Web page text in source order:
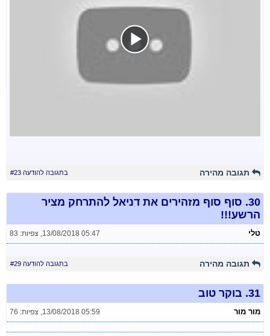
תגובה מהירה בתגובה להודעה #23
30. סוף סוף מזהירים את דניאל להתרחק מציר
הרשע!!!
טלי 13/08/2018 05:47
, צפיות: 83
תגובה מהירה בתגובה להודעה #29
31. בוקר טוב
מור מור 13/08/2018 05:59
, צפיות: 76